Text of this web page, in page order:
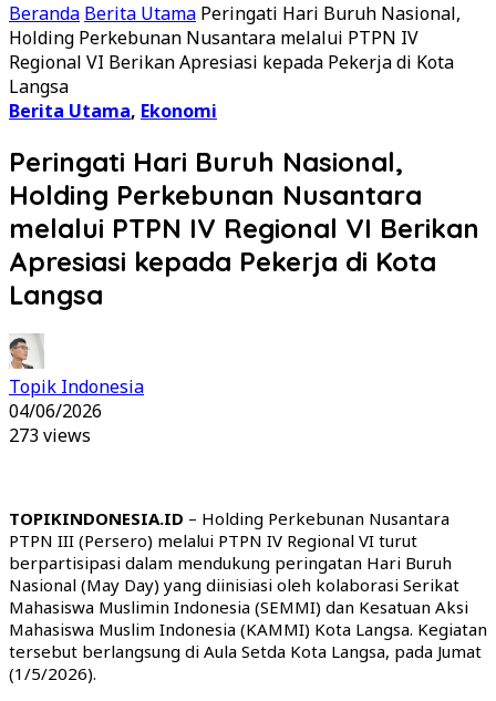
Beranda Berita Utama Peringati Hari Buruh Nasional,
Holding Perkebunan Nusantara melalui PTPN IV
Regional VI Berikan Apresiasi kepada Pekerja di Kota
Langsa
Berita Utama, Ekonomi
Peringati Hari Buruh Nasional,
Holding Perkebunan Nusantara
melalui PTPN IV Regional VI Berikan
Apresiasi kepada Pekerja di Kota
Langsa
Topik Indonesia
04/06/2026
273 views
TOPIKINDONESIA.ID – Holding Perkebunan Nusantara
PTPN III (Persero) melalui PTPN IV Regional VI turut
berpartisipasi dalam mendukung peringatan Hari Buruh
Nasional (May Day) yang diinisiasi oleh kolaborasi Serikat
Mahasiswa Muslimin Indonesia (SEMMI) dan Kesatuan Aksi
Mahasiswa Muslim Indonesia (KAMMI) Kota Langsa. Kegiatan
tersebut berlangsung di Aula Setda Kota Langsa, pada Jumat
(1/5/2026).